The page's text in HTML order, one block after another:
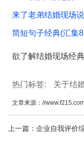
来了老弟结婚现场
简短句子经典(汇集
欲了解结婚现场经
热门标签: 关于结
文章来源： //
上一篇： 企业自我评价